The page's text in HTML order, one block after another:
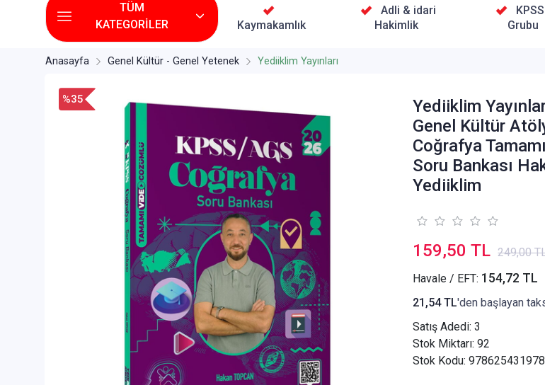
TÜM
KATEGORİLER
Kaymakamlık
Adli & idari
Hakimlik
Grubu
Anasayfa Genel Kültür - Genel Yetenek Yediiklim Yayınları
%35
Yediiklim
Genel Kültür
Coğrafya
Soru Bankası
Yediiklim
159,50 TL 249,00
Havale / EFT: 154,72 TL
21,54 TL'den başlayan
Satış Adedi:3
Stok Miktarı: 92
Stok Kodu: